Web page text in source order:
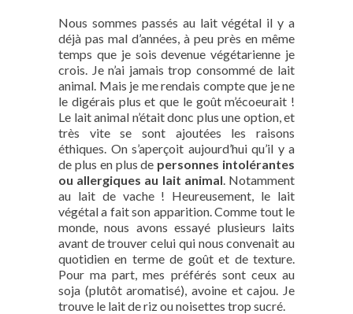
Nous sommes passés au lait végétal il y a
déjà pas mal d’années, à peu près en même
temps que je sois devenue végétarienne je
crois. Je n’ai jamais trop consommé de lait
animal. Mais je me rendais compte que je ne
le digérais plus et que le goût m’écoeurait !
Le lait animal n’était donc plus une option, et
très vite se sont ajoutées les raisons
éthiques. On s’aperçoit aujourd’hui qu’il y a
de plus en plus de personnes intolérantes
ou allergiques au lait animal . Notamment
au lait de vache ! Heureusement, le lait
végétal a fait son apparition. Comme tout le
monde, nous avons essayé plusieurs laits
avant de trouver celui qui nous convenait au
quotidien en terme de goût et de texture.
Pour ma part, mes préférés sont ceux au
soja (plutôt aromatisé), avoine et cajou. Je
trouve le lait de riz ou noisettes trop sucré.